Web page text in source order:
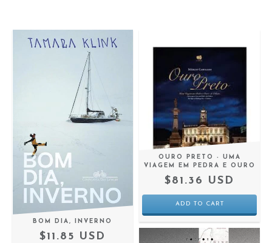
BOM DIA, INVERNO
$11.85 USD
OURO PRETO - UMA
VIAGEM EM PEDRA E OURO
$81.36 USD